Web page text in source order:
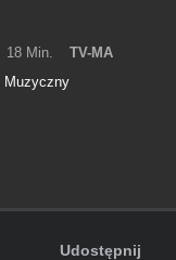
18 Min.
TV-MA
Muzyczny
Udostępnij